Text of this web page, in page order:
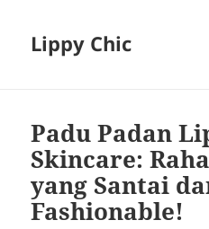
Lippy Chic
Padu Padan
Skincare:
yang Santai
Fashionable!